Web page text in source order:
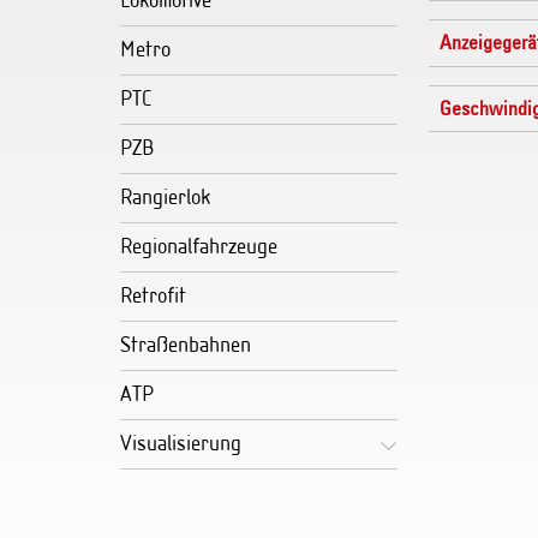
Metro
PTC
PZB
Rangierlok
Regionalfahrzeuge
Retrofit
Straßenbahnen
ATP
Visualisierung